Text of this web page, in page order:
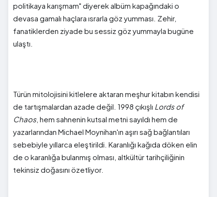
politikaya karışmam" diyerek albüm kapağındaki o
devasa gamalı haçlara ısrarla göz yumması. Zehir,
fanatiklerden ziyade bu sessiz göz yummayla bugüne
ulaştı.
Türün mitolojisini kitlelere aktaran meşhur kitabın kendisi
de tartışmalardan azade değil. 1998 çıkışlı Lords of
Chaos, hem sahnenin kutsal metni sayıldı hem de
yazarlarından Michael Moynihan'ın aşırı sağ bağlantıları
sebebiyle yıllarca eleştirildi. Karanlığı kağıda döken elin
de o karanlığa bulanmış olması, altkültür tarihçiliğinin
tekinsiz doğasını özetliyor.